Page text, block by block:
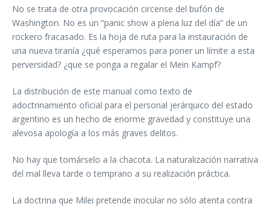
No se trata de otra provocación circense del bufón de
Washington. No es un “panic show a plena luz del día” de un
rockero fracasado. Es la hoja de ruta para la instauración de
una nueva tiranía ¿qué esperamos para poner un límite a esta
perversidad? ¿que se ponga a regalar el Mein Kampf?
La distribución de este manual como texto de
adoctrinamiento oficial para el personal jerárquico del estado
argentino es un hecho de enorme gravedad y constituye una
alevosa apología a los más graves delitos.
No hay que tomárselo a la chacota. La naturalización narrativa
del mal lleva tarde o temprano a su realización práctica.
La doctrina que Milei pretende inocular no sólo atenta contra